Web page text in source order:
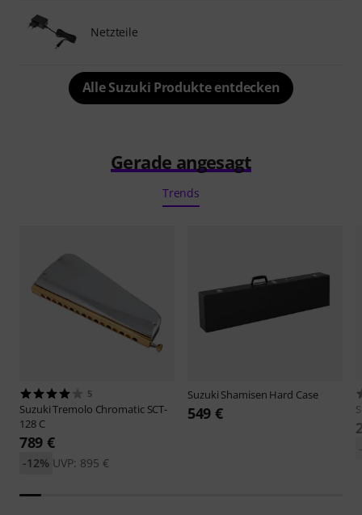
Netzteile
Alle Suzuki Produkte entdecken
Gerade angesagt
Trends
5
SuzukiTremolo Chromatic SCT-
128 C
789 €
UVP: 895 €
-12%
Suzuki Shamisen Hard Case
549 €